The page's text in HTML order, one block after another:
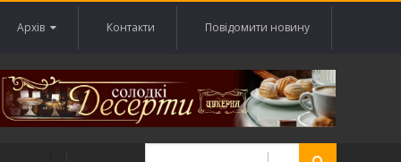
Архів Контакти Повідомити новину